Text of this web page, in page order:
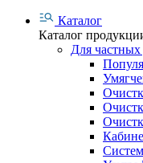
Каталог
Каталог
Для